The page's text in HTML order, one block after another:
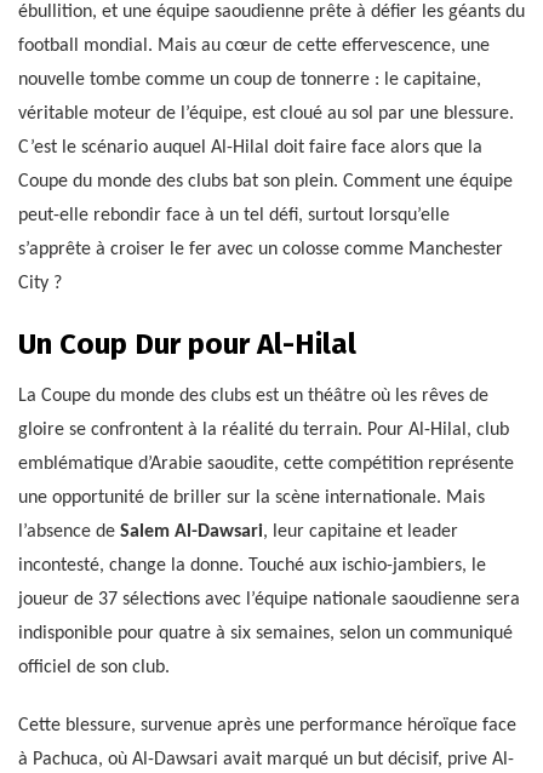
ébullition, et une équipe saoudienne prête à défier les géants du
football mondial. Mais au cœur de cette effervescence, une
nouvelle tombe comme un coup de tonnerre : le capitaine,
véritable moteur de l’équipe, est cloué au sol par une blessure.
C’est le scénario auquel Al-Hilal doit faire face alors que la
Coupe du monde des clubs bat son plein. Comment une équipe
peut-elle rebondir face à un tel défi, surtout lorsqu’elle
s’apprête à croiser le fer avec un colosse comme Manchester
City ?
Un Coup Dur pour Al-Hilal
La Coupe du monde des clubs est un théâtre où les rêves de
gloire se confrontent à la réalité du terrain. Pour Al-Hilal, club
emblématique d’Arabie saoudite, cette compétition représente
une opportunité de briller sur la scène internationale. Mais
l’absence de Salem Al-Dawsari, leur capitaine et leader
incontesté, change la donne. Touché aux ischio-jambiers, le
joueur de 37 sélections avec l’équipe nationale saoudienne sera
indisponible pour quatre à six semaines, selon un communiqué
officiel de son club.
Cette blessure, survenue après une performance héroïque face
à Pachuca, où Al-Dawsari avait marqué un but décisif, prive Al-